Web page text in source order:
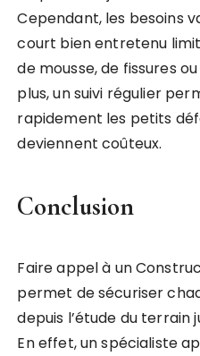
Cependant, les besoins
court bien entretenu
de mousse, de fissures
plus, un suivi régulier
rapidement les petits
deviennent coûteux.
Conclusion
Faire appel à un
permet de sécuriser
depuis l’étude du terrain
En effet, un spécialiste